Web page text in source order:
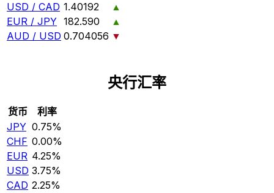
USD / CAD 1.40192
▲
EUR / JPY 182.590
▲
AUD / USD 0.704056 ▼
央行汇率
货币
利率
JPY 0.75%
CHF 0.00%
EUR 4.25%
USD 3.75%
CAD 2.25%